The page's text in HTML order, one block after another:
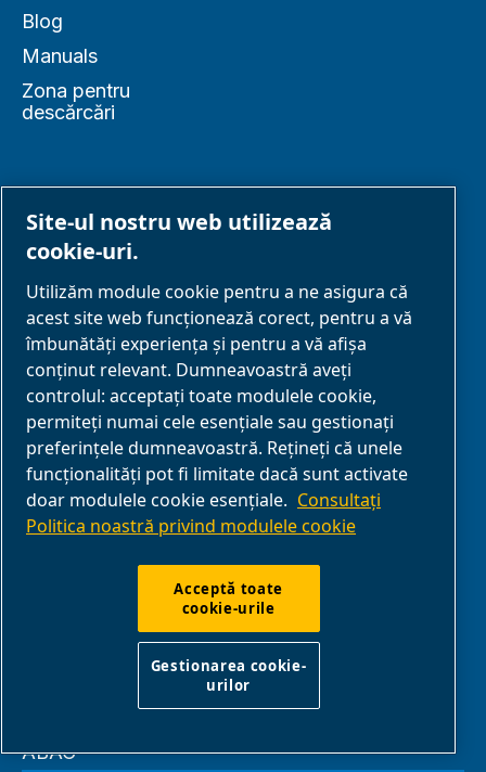
Blog
Manuals
Zona pentru
descărcări
LUAȚI
LEGĂTURA
Contactați-ne
Găsiți un
distribuitor ABAC
Despre noi
PARTENERIAT
E-Connect 2,0
Galerie media
ABAC
Site-ul nostru web utilizează
cookie-uri.
Utilizăm module cookie pentru a ne asigura că
acest site web funcționează corect, pentru a vă
îmbunătăți experiența și pentru a vă afișa
conținut relevant. Dumneavoastră aveți
controlul: acceptați toate modulele cookie,
permiteți numai cele esențiale sau gestionați
preferințele dumneavoastră. Rețineți că unele
funcționalități pot fi limitate dacă sunt activate
doar modulele cookie esențiale. Consultați
Politica noastră privind modulele cookie
Acceptă toate
cookie-urile
Gestionarea cookie-
urilor